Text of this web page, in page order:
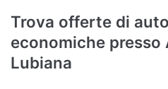
Trova offerte di
economiche presso
Lubiana